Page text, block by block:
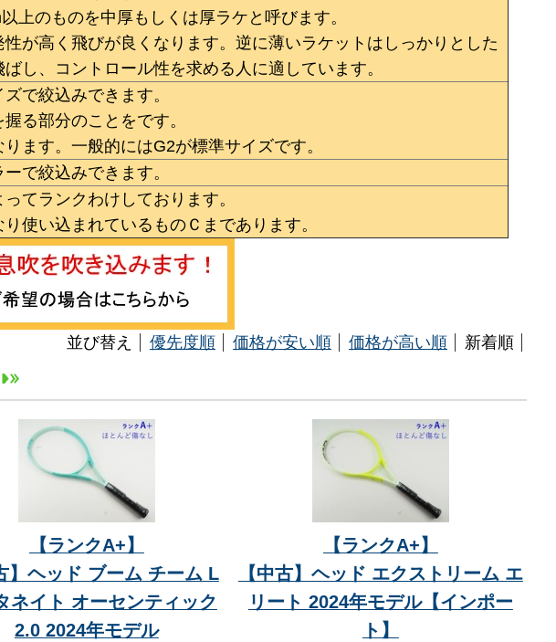
上のものを中厚もしくは厚ラケと呼びます。
が高く飛びが良くなります。逆に薄いラケットはしっかりとした
し、コントロール性を求める人に適しています。
で絞込みできます。
る部分のことをです。
ます。一般的にはG2が標準サイズです。
で絞込みできます。
てランクわけしております。
使い込まれているものＣまであります。
並び替え 優先度順 価格が安い順 価格が高い順 新着順
【ランクA+】
】ヘッド ブーム チーム L
ネイト オーセンティック
2.0 2024年モデル
【ランクA+】
【中古】ヘッド エクストリーム エ
リート 2024年モデル【インポー
ト】